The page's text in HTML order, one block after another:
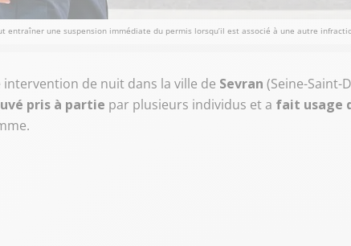
entraîner une suspension immédiate du permis lorsqu’il est associé à une autre
de nuit dans la ville de Sevran (Seine-Saint-
pris à partie par plusieurs individus et a fait usage